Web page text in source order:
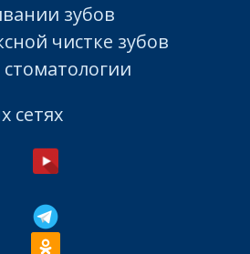
зубов
чистке зубов
стоматологии
сетях